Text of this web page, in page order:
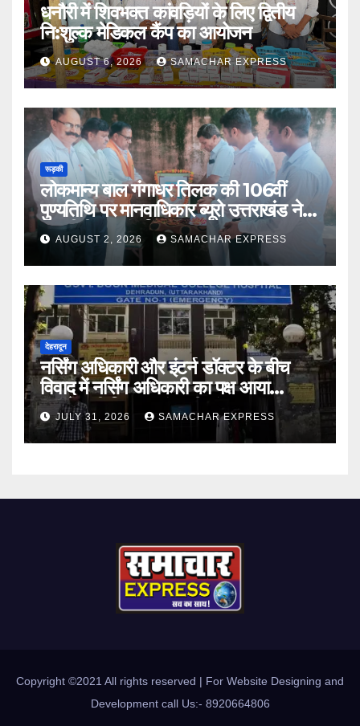
धनौरी में शिवभक्त कांवड़ियों के लिए द्वितीय
नि:शुल्क मेडिकल कैंप का आयोजन
AUGUST 6, 2026 SAMACHAR EXPRESS
रूड़की
लोकमान्य बाल गंगाधर तिलक की 106वीं
पुण्यतिथि पर मानवाधिकार ब्यूरो उत्तराखंड ने दी
भावभीनी श्रद्धांजलि
AUGUST 2, 2026 SAMACHAR EXPRESS
देहरादून
नर्सिंग अधिकारी और इंटर्न डॉक्टर के बीच
विवाद में नर्सिंग अधिकारी का पक्ष आया
सामने,करी निष्पक्ष जांच की मांग
JULY 31, 2026 SAMACHAR EXPRESS
Copyright ©2021 All rights reserved | For Website Designing and
Development call Us:- 8920664806